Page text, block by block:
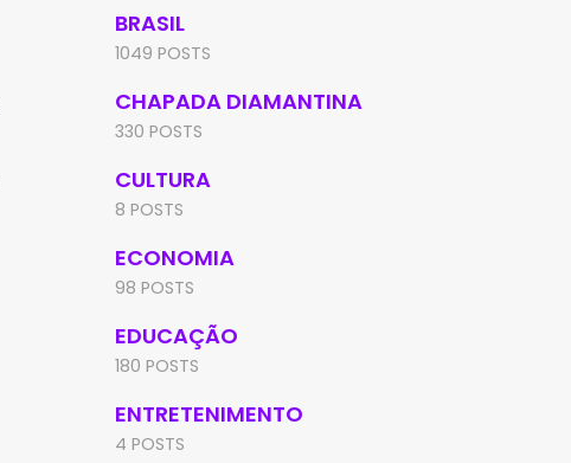
BRASIL
1049 POSTS
CHAPADA DIAMANTINA
330 POSTS
CULTURA
8 POSTS
ECONOMIA
98 POSTS
EDUCAÇÃO
180 POSTS
ENTRETENIMENTO
4 POSTS